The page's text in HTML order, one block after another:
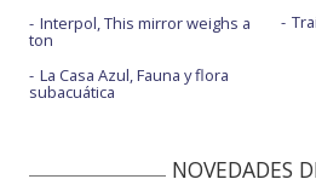
Interpol, This mirror weighs a
ton
La Casa Azul, Fauna y flora
subacuática
NOVEDADES